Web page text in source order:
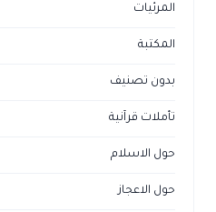
المرئيات
المكتبة
بدون تصنيف
تأملات قرآنية
حول الاسلام
حول الاعجاز